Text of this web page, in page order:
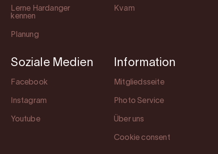
Lerne Hardanger
kennen
Planung
Kvam
Soziale Medien
Facebook
Instagram
Youtube
Information
Mitgliedsseite
Photo Service
Über uns
Cookie consent